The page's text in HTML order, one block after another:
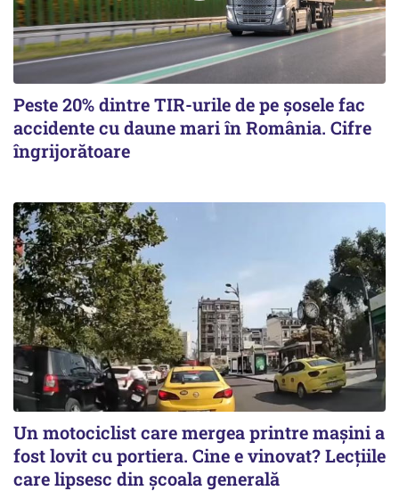
Peste 20% dintre TIR-urile de pe şosele fac
accidente cu daune mari în România. Cifre
îngrijorătoare
Un motociclist care mergea printre maşini a
fost lovit cu portiera. Cine e vinovat? Lecţiile
care lipsesc din şcoala generală